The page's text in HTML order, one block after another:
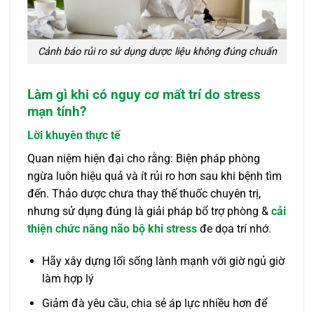
Cảnh báo rủi ro sử dụng dược liệu không đúng chuẩn
Làm gì khi có nguy cơ mất trí do stress
mạn tính?
Lời khuyên thực tế
Quan niệm hiện đại cho rằng: Biện pháp phòng
ngừa luôn hiệu quả và ít rủi ro hơn sau khi bệnh tìm
đến. Thảo dược chưa thay thế thuốc chuyên trị,
nhưng sử dụng đúng là giải pháp bổ trợ phòng & cải
thiện chức năng não bộ khi stress đe dọa trí nhớ.
Hãy xây dựng lối sống lành mạnh với giờ ngủ giờ
làm hợp lý
Giảm đà yêu cầu, chia sẻ áp lực nhiều hơn để